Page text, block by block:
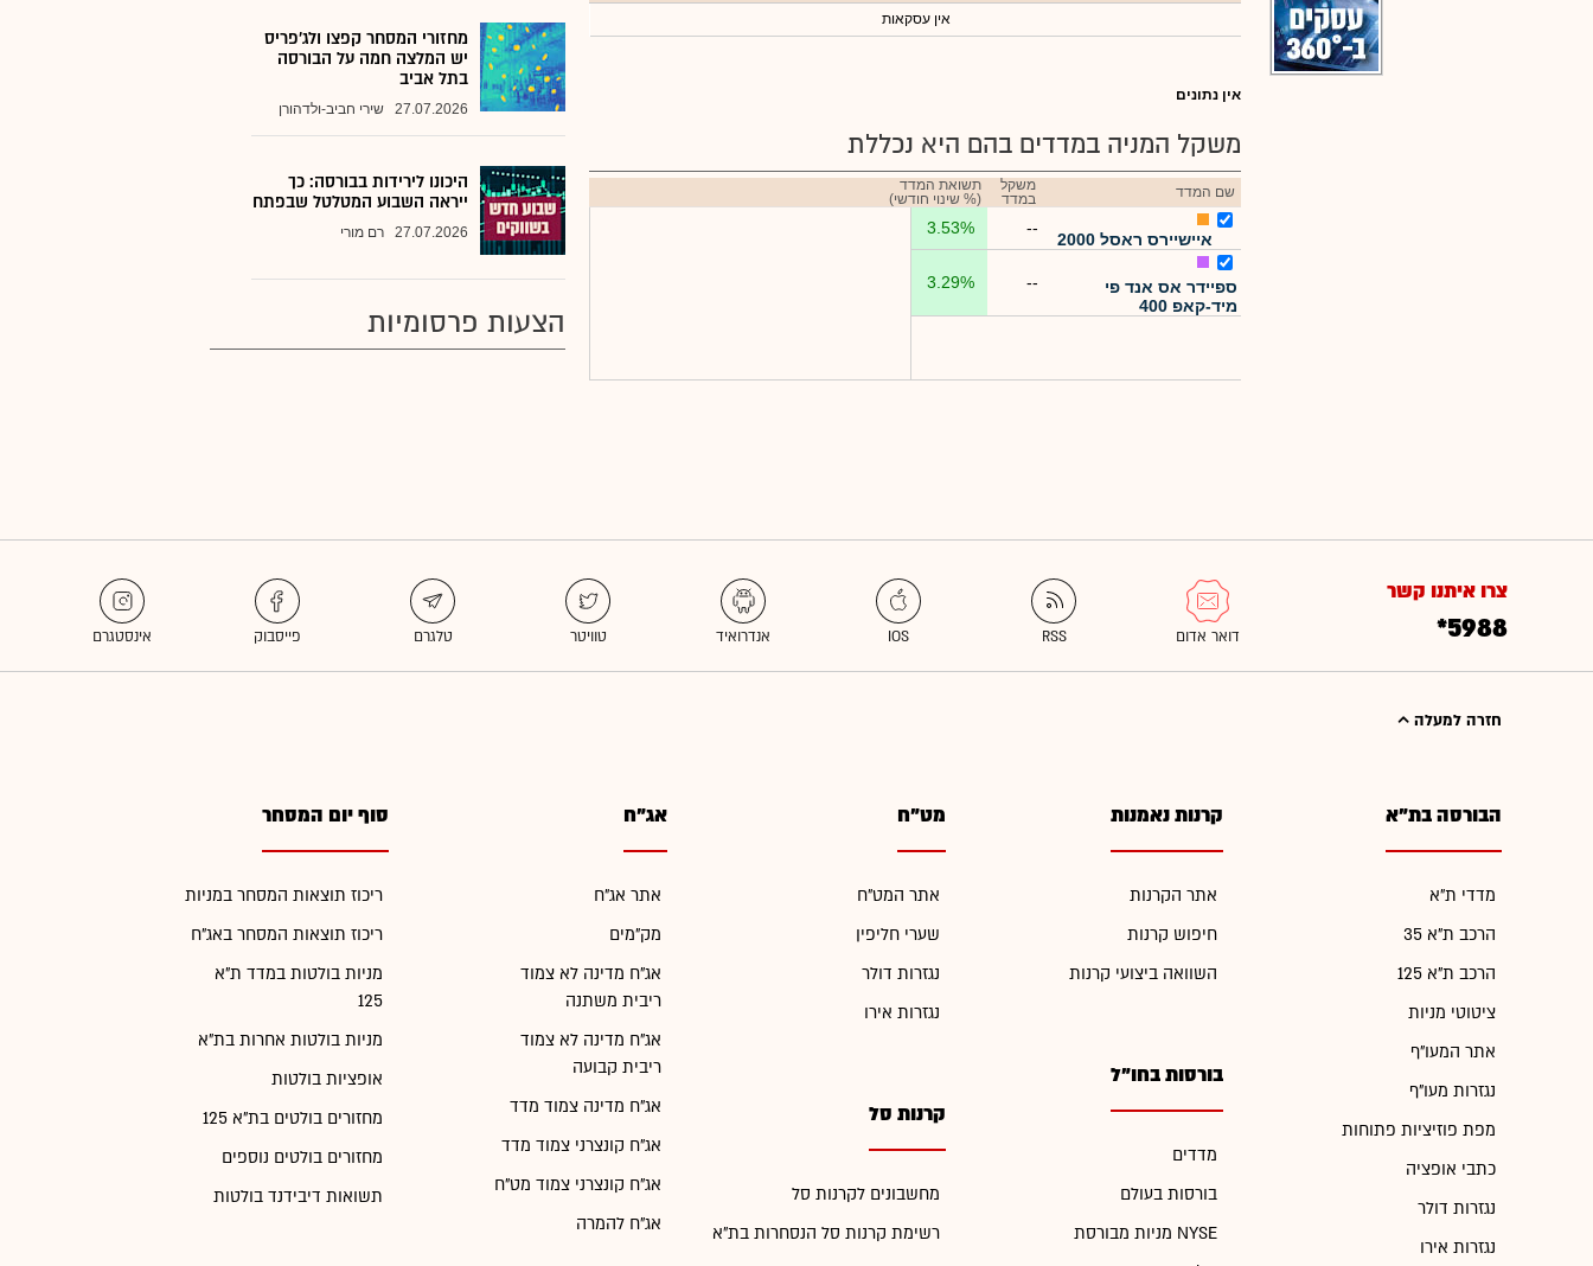
אין עסקאות
אין נתונים
משקל המניה במדדים בהם היא נכללת
שם המדד
משקל
במדד
תשואת המדד
(% שינוי חודשי)
איישיירס ראסל 2000
--
3.53%
ספיידר אס אנד פי
מיד-קאפ 400
--
3.29%
מחזורי המסחר קפצו ולג'פריס
יש המלצה חמה על הבורסה
בתל אביב
27.07.2026 שירי חביב-ולדהורן
היכונו לירידות בבורסה: כך
ייראה השבוע המטלטל שבפתח
27.07.2026 רם מורי
הצעות פרסומיות
צרו איתנו קשר
*5988
חזרה למעלה
הבורסה בת"א
מדדי ת"א
הרכב ת"א 35
הרכב ת"א 125
ציטוטי מניות
אתר המעו"ף
נגזרות מעו"ף
מפת פוזיציות פתוחות
כתבי אופציה
נגזרות דולר
נגזרות אירו
קרנות נאמנות
אתר הקרנות
חיפוש קרנות
השוואה ביצועי קרנות
בורסות בחו"ל
מדדים
בורסות בעולם
מניות מבורסת NYSE
מט"ח
אתר המט"ח
שערי חליפין
נגזרות דולר
נגזרות אירו
קרנות סל
מחשבונים לקרנות סל
רשימת קרנות סל הנסחרות בת"א
אג"ח
אתר אג"ח
מק"מים
אג"ח מדינה לא צמוד
ריבית משתנה
אג"ח מדינה לא צמוד
ריבית קבועה
אג"ח מדינה צמוד מדד
אג"ח קונצרני צמוד מדד
אג"ח קונצרני צמוד מט"ח
אג"ח להמרה
סוף יום המסחר
ריכוז תוצאות המסחר במניות
ריכוז תוצאות המסחר באג"ח
מניות בולטות במדד ת"א
125
מניות בולטות אחרות בת"א
אופציות בולטות
מחזורים בולטים בת"א 125
מחזורים בולטים נוספים
תשואות דיבידנד בולטות